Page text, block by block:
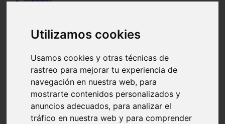
Utilizamos cookies
Usamos cookies y otras técnicas de
rastreo para mejorar tu experiencia de
navegación en nuestra web, para
mostrarte contenidos personalizados y
anuncios adecuados, para analizar el
tráfico en nuestra web y para comprender
Teruel - sarrión
Cádiz - algodonales
Madrid - madrid
Asturias - oviedo
Cádiz - el-puerto-de-santa-maría
Asturias - aller
álava - vitoria-gasteiz
Málaga - marbella